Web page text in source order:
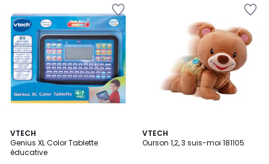
VTECH
Genius XL Color Tablette
éducative
VTECH
Ourson 1,2, 3 suis-moi 181105
4,4
/ 5